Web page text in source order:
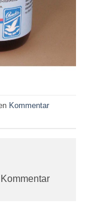
Kommentar